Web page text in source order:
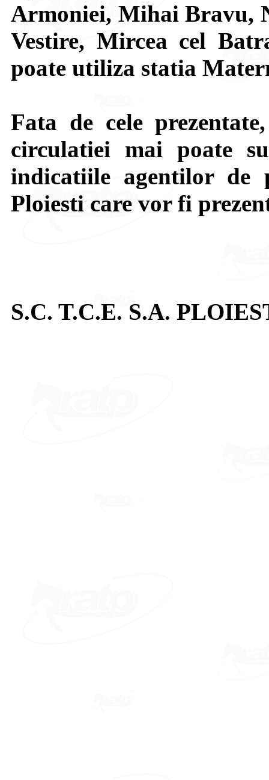
Armoniei, Mihai Bravu,
Vestire, Mircea cel
poate utiliza statia
Fata de cele
circulatiei mai poate
indicatiile agentilor
Ploiesti care vor fi
S.C. T.C.E. S.A.